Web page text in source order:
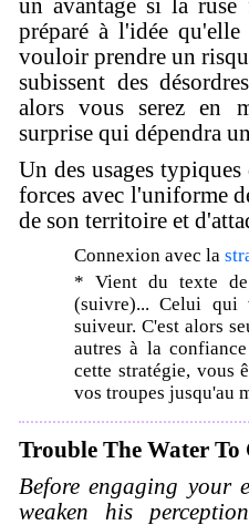
un avantage si la ruse
préparé à l'idée qu'elle
vouloir prendre un
subissent des
alors vous serez en
surprise qui dépendra
Un des usages
forces avec l'uniforme
de son territoire et
Connexion avec la
* Vient du texte
(suivre)... Celui
suiveur. C'est alors
autres à la
cette stratégie, vous
vos troupes jusqu'au
Trouble The Water To
Before engaging your
weaken his